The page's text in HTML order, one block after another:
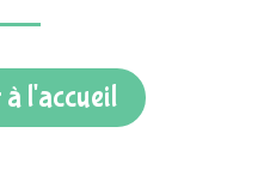
l'accueil